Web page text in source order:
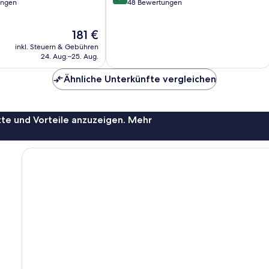
Der
Preis
beträgt
181 €
inkl. Steuern & Gebühren
24. Aug.–25. Aug.
von48 Bewertungen
Ähnliche Unterkünfte vergleichen
und Vorteile anzuzeigen. Mehr